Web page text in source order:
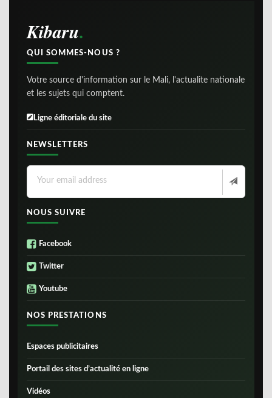
Kibaru
QUI SOMMES-NOUS ?
Votre source d'information sur le Mali, l'actualite nationale
et les sujets qui comptent.
Ligne éditoriale du site
NEWSLETTERS
NOUS SUIVRE
Facebook
Twitter
Youtube
NOS PRESTATIONS
Espaces publicitaires
Portail des sites d’actualité en ligne
Vidéos